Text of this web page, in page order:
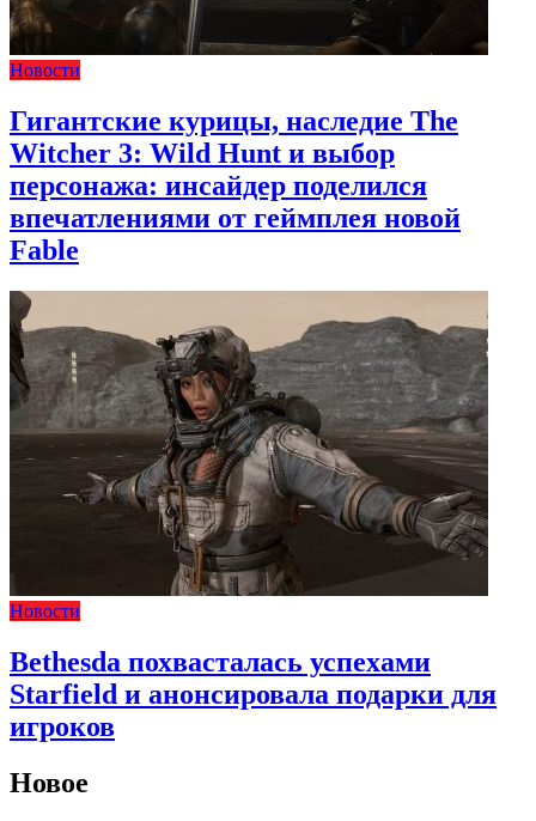
Новости
Гигантские курицы, наследие The
Witcher 3: Wild Hunt и выбор
персонажа: инсайдер поделился
впечатлениями от геймплея новой
Fable
Новости
Bethesda похвасталась успехами
Starfield и анонсировала подарки для
игроков
Новое